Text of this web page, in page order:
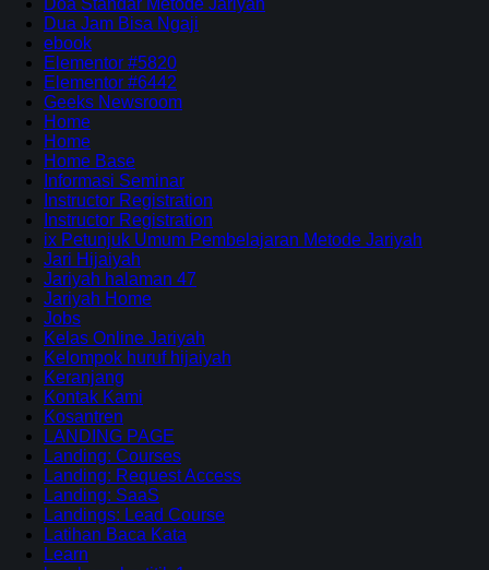
Doa Standar Metode Jariyah
Dua Jam Bisa Ngaji
ebook
Elementor #5820
Elementor #6442
Geeks Newsroom
Home
Home
Home Base
Informasi Seminar
Instructor Registration
Instructor Registration
ix Petunjuk Umum Pembelajaran Metode Jariyah
Jari Hijaiyah
Jariyah halaman 47
Jariyah Home
Jobs
Kelas Online Jariyah
Kelompok huruf hijaiyah
Keranjang
Kontak Kami
Kosantren
LANDING PAGE
Landing: Courses
Landing: Request Access
Landing: SaaS
Landings: Lead Course
Latihan Baca Kata
Learn